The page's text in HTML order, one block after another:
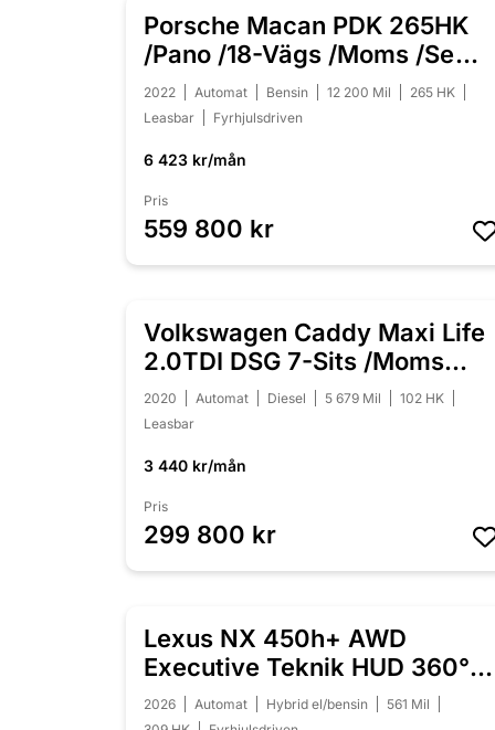
NYINKOMMEN
Porsche Macan PDK 265HK
/Pano /18-Vägs /Moms /Se
Spec
2022 Automat Bensin 12 200 Mil
265 HK
Leasbar
Fyrhjulsdriven
6 423 kr/mån
Pris
559 800 kr
NYINKOMMEN
Volkswagen Caddy Maxi Life
2.0TDI DSG 7-Sits /Moms
/Värmare
2020 Automat Diesel 5 679 Mil
102 HK
Leasbar
3 440 kr/mån
Pris
299 800 kr
NYINKOMMEN
Lexus NX 450h+ AWD
Executive Teknik HUD 360°
Drag Laddhybrid
2026 Automat Hybrid el/bensin
561 Mil